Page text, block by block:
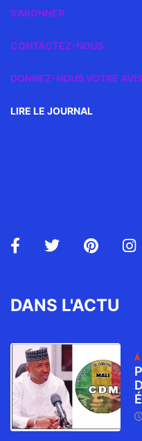
S’ABONNER
CONTACTEZ-NOUS
DONNEZ-NOUS VOTRE AVIS
LIRE LE JOURNAL
DANS L'ACTU
À